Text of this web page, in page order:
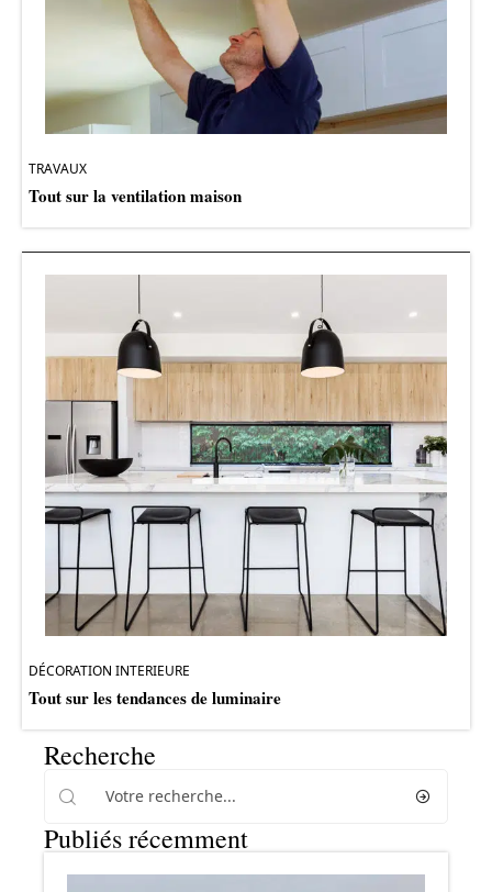
TRAVAUX
Tout sur la ventilation maison
DÉCORATION INTERIEURE
Tout sur les tendances de luminaire
Recherche
Publiés récemment